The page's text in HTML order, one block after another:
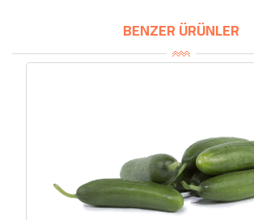
BENZER ÜRÜNLER
SEPETE EKLE